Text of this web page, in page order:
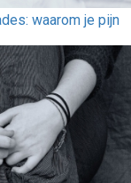
waarom je pijn